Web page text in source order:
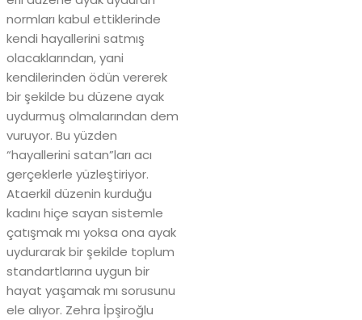
normları kabul ettiklerinde
kendi hayallerini satmış
olacaklarından, yani
kendilerinden ödün vererek
bir şekilde bu düzene ayak
uydurmuş olmalarından dem
vuruyor. Bu yüzden
“hayallerini satan”ları acı
gerçeklerle yüzleştiriyor.
Ataerkil düzenin kurduğu
kadını hiçe sayan sistemle
çatışmak mı yoksa ona ayak
uydurarak bir şekilde toplum
standartlarına uygun bir
hayat yaşamak mı sorusunu
ele alıyor. Zehra İpşiroğlu